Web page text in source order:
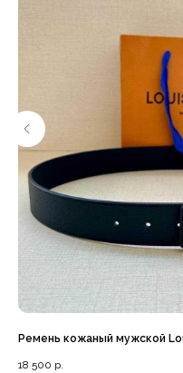
Ремень кожаный мужской
18 500 р.
Доставка с
Выгодная
Наши